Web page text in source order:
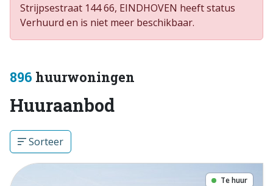
Strijpsestraat 144 66, EINDHOVEN heeft status
Verhuurd en is niet meer beschikbaar.
896 huurwoningen
Huuraanbod
Sorteer
Te huur